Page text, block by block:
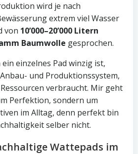
wird je nach
extrem viel Wasser
von 10’000–20’000 Litern
Baumwolle gesprochen.
einzelnes Pad winzig ist,
und Produktionssystem,
verbraucht. Mir geht
Perfektion, sondern um
im Alltag, denn perfekt bin
selber nicht.
Wattepads im